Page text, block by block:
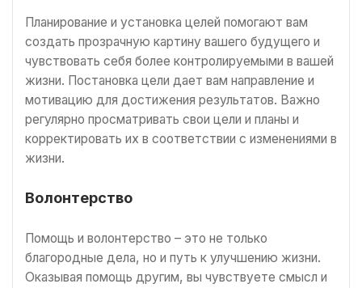
Планирование и установка целей помогают вам
создать прозрачную картину вашего будущего и
чувствовать себя более контролируемыми в вашей
жизни. Постановка цели дает вам направление и
мотивацию для достижения результатов. Важно
регулярно просматривать свои цели и планы и
корректировать их в соответствии с изменениями в
жизни.
Волонтерство
Помощь и волонтерство – это не только
благородные дела, но и путь к улучшению жизни.
Оказывая помощь другим, вы чувствуете смысл и